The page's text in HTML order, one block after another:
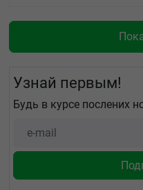
Узнай первым!
Будь в курсе послених